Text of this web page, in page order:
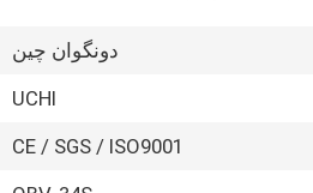
دونگوان چین
UCHI
CE / SGS / ISO9001